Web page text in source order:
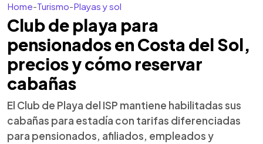
Home-Turismo-Playas y sol
Club de playa para
pensionados en Costa del Sol,
precios y cómo reservar
cabañas
El Club de Playa del ISP mantiene habilitadas sus
cabañas para estadía con tarifas diferenciadas
para pensionados, afiliados, empleados y